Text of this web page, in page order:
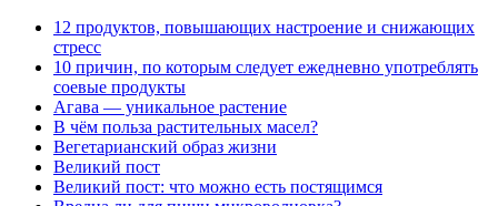
12 продуктов, повышающих настроение и снижающих
стресс
10 причин, по которым следует ежедневно употреблять
соевые продукты
Агава — уникальное растение
В чём польза растительных масел?
Вегетарианский образ жизни
Великий пост
Великий пост: что можно есть постящимся